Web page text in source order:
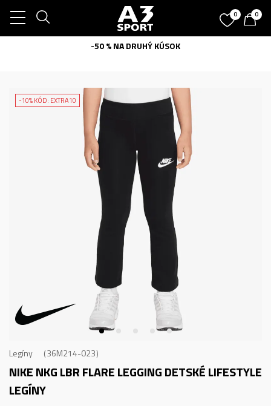
0 0
-50 % NA DRUHÝ KÚSOK
-10% KÓD: EXTRA10
Legíny 36M214-023
NIKE NKG LBR FLARE LEGGINGDETSKÉ LIFESTYLE
LEGÍNY